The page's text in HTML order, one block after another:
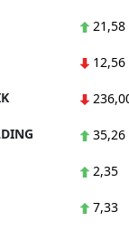
21,58
12,56
35,26
2,35
7,33